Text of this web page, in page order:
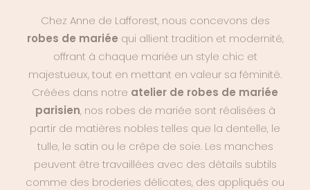
Chez Anne de Lafforest, nous concevons des
robes de mariée qui allient tradition et modernité,
offrant à chaque mariée un style chic et
majestueux, tout en mettant en valeur sa féminité.
Créées dans notre atelier de robes de mariée
parisien, nos robes de mariée sont réalisées à
partir de matières nobles telles que la dentelle, le
tulle, le satin ou le crêpe de soie. Les manches
peuvent être travaillées avec des détails subtils
comme des broderies délicates, des appliqués ou